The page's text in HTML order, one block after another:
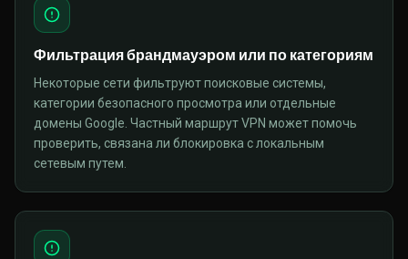
Фильтрация брандмауэром или по категориям
Некоторые сети фильтруют поисковые системы,
категории безопасного просмотра или отдельные
домены Google. Частный маршрут VPN может помочь
проверить, связана ли блокировка с локальным
сетевым путем.